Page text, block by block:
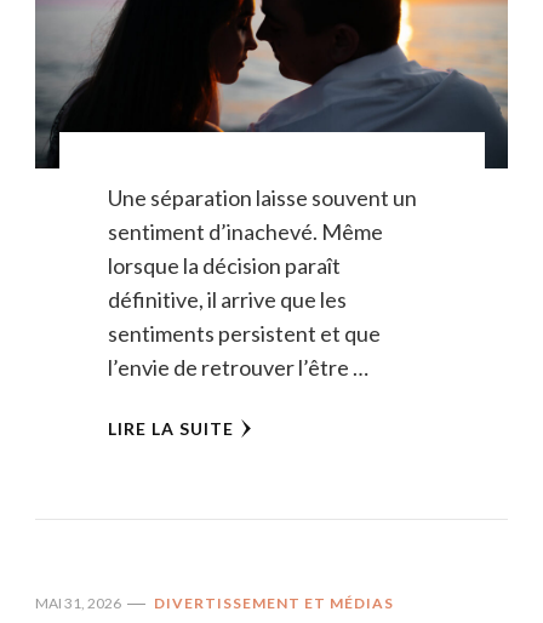
Une séparation laisse souvent un
sentiment d’inachevé. Même
lorsque la décision paraît
définitive, il arrive que les
sentiments persistent et que
l’envie de retrouver l’être …
LIRE LA SUITE
MAI 31, 2026 DIVERTISSEMENT ET MÉDIAS